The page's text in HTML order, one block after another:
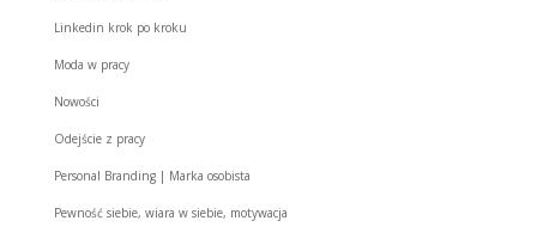
Linkedin krok po kroku
Moda w pracy
Nowości
Odejście z pracy
Personal Branding | Marka osobista
Pewność siebie, wiara w siebie, motywacja